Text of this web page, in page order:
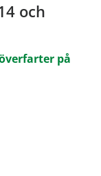
och
på